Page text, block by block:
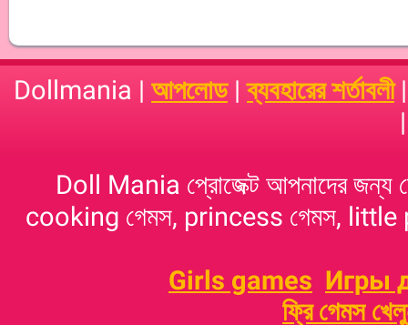
Dollmania | আপলোড|ব্যবহারের শর্তাবলী
Doll Mania প্রোজেক্ট আপনাদের
cooking গেমস, princess গেমস, little
Girls games Игры
ফ্রি গেমস